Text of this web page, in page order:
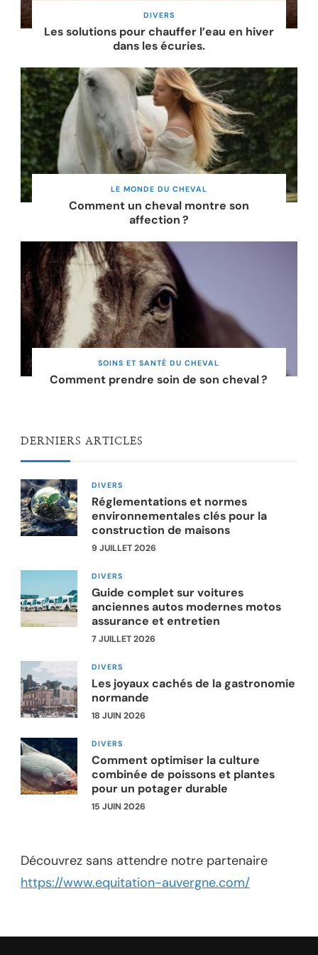
DIVERS
Les solutions pour chauffer l’eau en hiver
dans les écuries.
LE MONDE DU CHEVAL
Comment un cheval montre son
affection ?
SOINS ET SANTÉ DU CHEVAL
Comment prendre soin de son cheval ?
DERNIERS ARTICLES
DIVERS
Réglementations et normes
environnementales clés pour la
construction de maisons
9 JUILLET 2026
DIVERS
Guide complet sur voitures
anciennes autos modernes motos
assurance et entretien
7 JUILLET 2026
DIVERS
Les joyaux cachés de la gastronomie
normande
18 JUIN 2026
DIVERS
Comment optimiser la culture
combinée de poissons et plantes
pour un potager durable
15 JUIN 2026
Découvrez sans attendre notre partenaire
https://www.equitation-auvergne.com/